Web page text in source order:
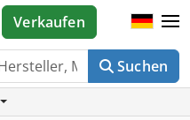
Suchen
Verkaufen